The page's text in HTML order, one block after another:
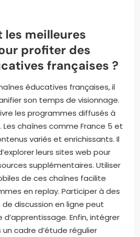
les meilleures
profiter des
françaises ?
éducatives françaises, il
son temps de visionnage.
les programmes diffusés à
Les chaînes comme France 5 et
variés et enrichissants. Il
leurs sites web pour
supplémentaires. Utiliser
de ces chaînes facilite
en replay. Participer à des
discussion en ligne peut
d’apprentissage. Enfin, intégrer
cadre d’étude régulier